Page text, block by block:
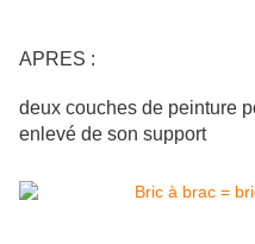
APRES :
deux couches de peinture
enlevé de son support